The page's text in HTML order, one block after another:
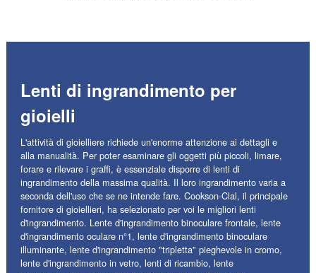
Lenti di ingrandimento per
gioielli
L'attività di gioielliere richiede un'enorme attenzione ai dettagli e
alla manualità. Per poter esaminare gli oggetti più piccoli, limare,
forare e rilevare i graffi, è essenziale disporre di lenti di
ingrandimento della massima qualità. Il loro ingrandimento varia a
seconda dell'uso che se ne intende fare. Cookson-Clal, il principale
fornitore di gioiellieri, ha selezionato per voi le migliori lenti
d'ingrandimento. Lente d'ingrandimento binoculare frontale, lente
d'ingrandimento oculare n°1, lente d'ingrandimento binoculare
illuminante, lente d'ingrandimento "tripletta" pieghevole in cromo,
lente d'ingrandimento in vetro, lenti di ricambio, lente